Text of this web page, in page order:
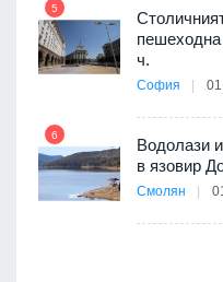
5
ч.
София
6
Водолази
в язовир
Смолян